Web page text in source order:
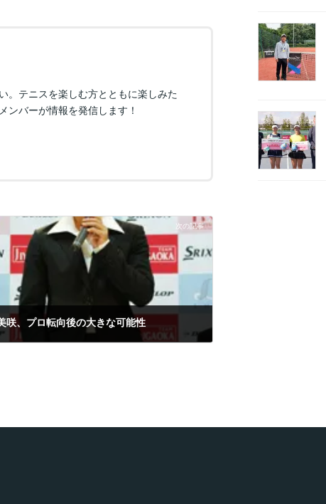
。テニスを楽しむ方とともに楽しみた
ンバーが情報を発信します！
次の記事
咲、プロ転向後の大きな可能性